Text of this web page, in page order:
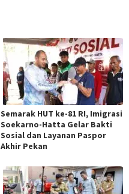
Semarak HUT ke-81 RI, Imigrasi
Soekarno-Hatta Gelar Bakti
Sosial dan Layanan Paspor
Akhir Pekan